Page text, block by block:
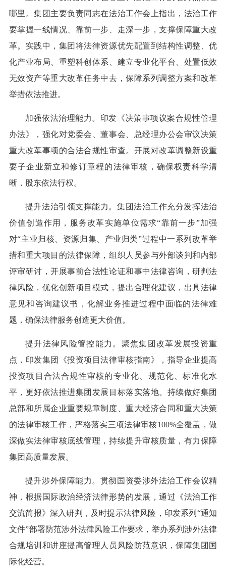
哪里。集团主要负责同志在法治工作会上指出，法治工作
要掌握一线情况、靠前一步、走深一步，支撑保障重大改
革。实践中，集团将法律资源优先配置到结构性调整、优
化产业布局、重塑科创体系、建立专业化平台、处置低效
无效资产等重大改革任务中去，保障系列调整方案和改革
举措依法推进。
加强依法治理能力。印发《决策事项议案合规性管理
办法》，强化对党委会、董事会、总经理办公会审议决策
重大改革事项的合法合规性审查。开展对改革调整新设重
要子企业新立和修订章程的法律审核，确保权责科学清
晰，股东依法行权。
提升法治引领支撑能力。集团法治工作充分发挥法治
价值创造作用，服务改革实施单位需求“靠前一步”加强
对“主业归核、资源归集、产业归类”过程中一系列改革举
措和重大项目的法律保障，组织人员参与外部谈判和内部
评审研讨，开展事前合法性论证和事中法律咨询，研判法
律风险，优化创新项目模式，提出合理化建议，出具法律
意见和咨询建议书，化解业务推进过程中面临的法律难
题，确保法律服务创造更大价值。
提升法律风险管控能力。聚焦集团改革发展投资重
点，印发集团《投资项目法律审核指南》，指导企业提高
投资项目合法合规性审核的专业化、规范化、标准化水
平，更好依法推进集团发展目标落实落地。持续做好集团
总部和所属企业重要规章制度、重大经济合同和重大决策
的法律审核工作，严格落实三项法律审核100%全覆盖，做
深做实法律审核底线管理，持续提升审核质量，有力保障
集团高质量发展。
提升涉外保障能力。贯彻国资委涉外法治工作会议精
神，根据国际政治经济法律形势的发展，通过《法治工作
交流简报》深入研判，及时提示法律风险，印发系列“通知
文件”部署防范涉外法律风险工作要求，举办系列涉外法律
合规培训和讲座提高管理人员风险防范意识，保障集团国
际化经营。